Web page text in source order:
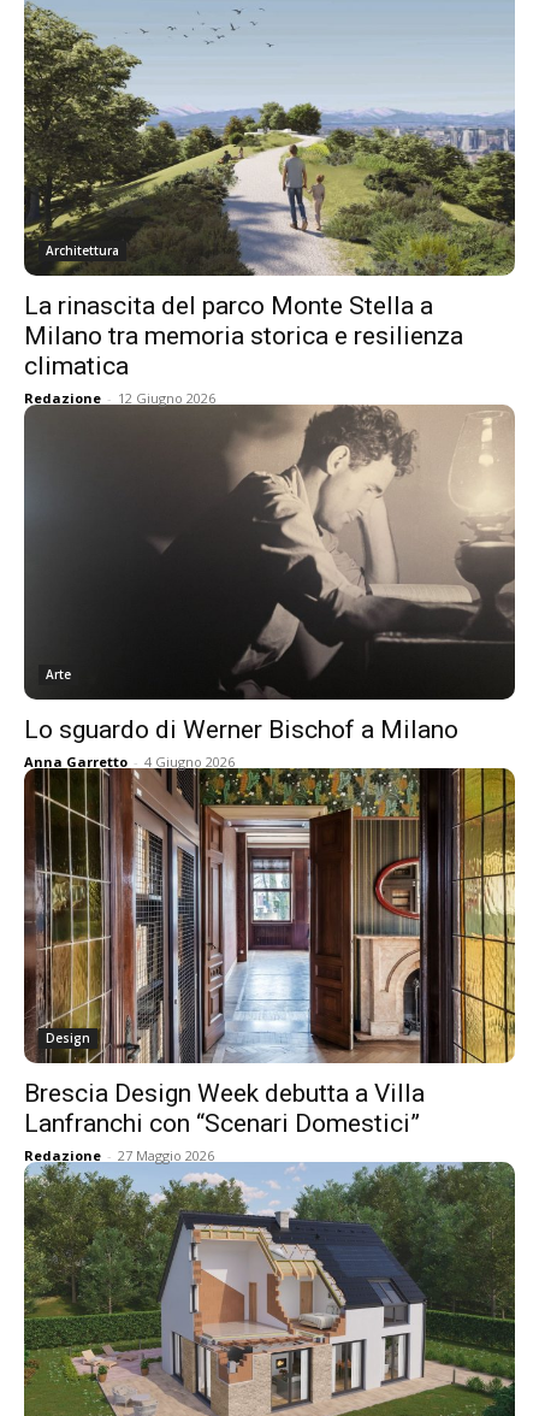
Architettura
La rinascita del parco Monte Stella a
Milano tra memoria storica e resilienza
climatica
Redazione - 12 Giugno 2026
Arte
Lo sguardo di Werner Bischof a Milano
Anna Garretto - 4 Giugno 2026
Design
Brescia Design Week debutta a Villa
Lanfranchi con “Scenari Domestici”
Redazione - 27 Maggio 2026